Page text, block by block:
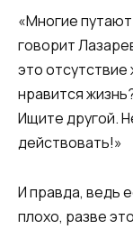
«Многие
говорит
это
нравится
Ищите другой.
действовать!»
И правда, ведь
плохо, разве